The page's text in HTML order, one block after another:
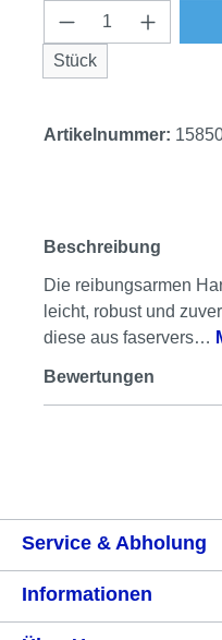
Produkt
Stück
Artikelnummer:
Beschreibung
Die reibungsarmen
leicht, robust und
diese aus faservers…
Bewertungen
Service & Abholung
Informationen